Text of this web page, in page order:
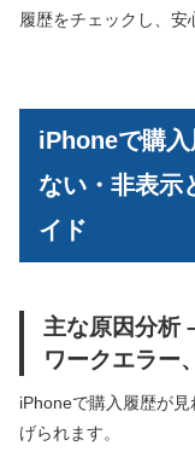
履歴をチェックし、安
iPhoneで購
ない・非表示
イド
主な原因分析
ワークエラー
iPhoneで購入履歴が
げられます。